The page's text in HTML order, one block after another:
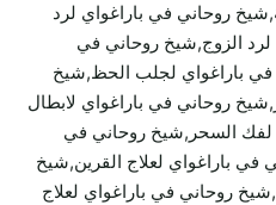
روحاني في باراغواي لرد
لرد الزوج,شيخ روحاني في
في باراغواي لجلب الحظ,شيخ
روحاني في باراغواي لابطال
لفك السحر,شيخ روحاني في
في باراغواي لعلاج القرين,شيخ
روحاني في باراغواي لعلاج